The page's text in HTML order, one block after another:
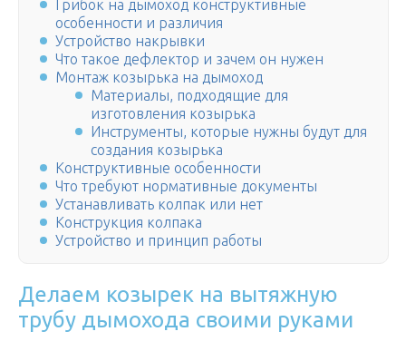
Грибок на дымоход конструктивные
особенности и различия
Устройство накрывки
Что такое дефлектор и зачем он нужен
Монтаж козырька на дымоход
Материалы, подходящие для
изготовления козырька
Инструменты, которые нужны будут для
создания козырька
Конструктивные особенности
Что требуют нормативные документы
Устанавливать колпак или нет
Конструкция колпака
Устройство и принцип работы
Делаем козырек на вытяжную
трубу дымохода своими руками